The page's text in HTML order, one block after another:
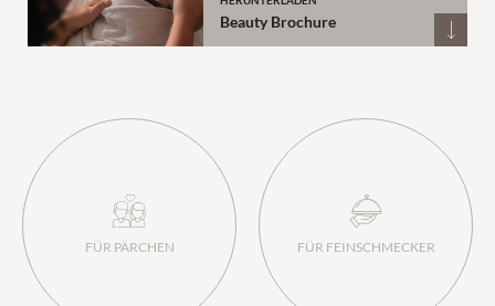
Zimmer und Suiten
Inklusivleistungen
Angebote
Last-minute-Angebote
Gutscheine
Beauty Brochure
FÜR PÄRCHEN FÜR FEINSCHMECKER